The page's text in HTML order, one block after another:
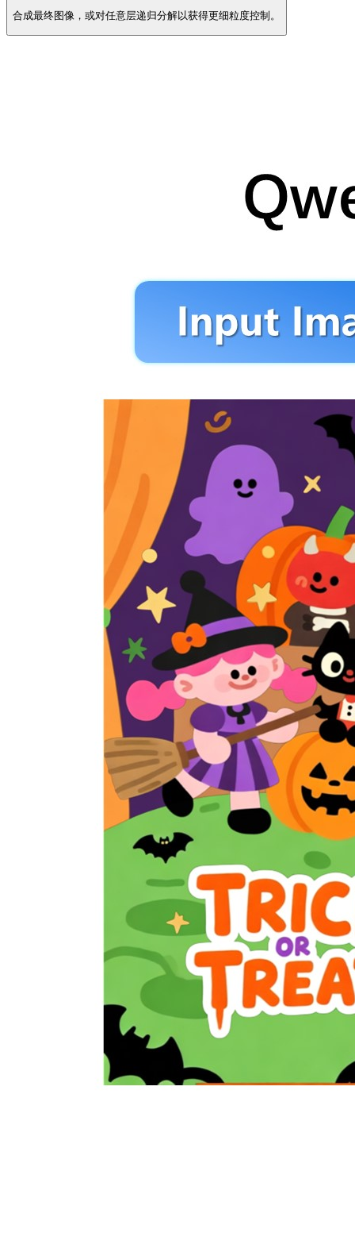
合成最终图像，或对任意层递归分解以获得更细粒度控制。